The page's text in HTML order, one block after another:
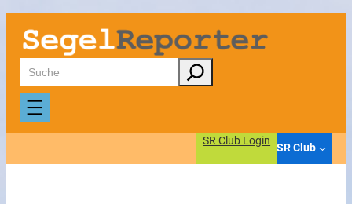
Zum
Inhalt
springen
Suchen
SR Club Login
SR Club